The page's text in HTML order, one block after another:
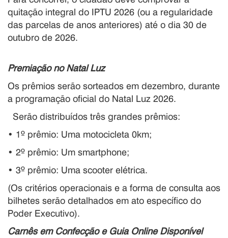
quitação integral do IPTU 2026 (ou a regularidade
das parcelas de anos anteriores) até o dia 30 de
outubro de 2026.
Premiação no Natal Luz
Os prêmios serão sorteados em dezembro, durante
a programação oficial do Natal Luz 2026.
Serão distribuídos três grandes prêmios:
• 1º prêmio: Uma motocicleta 0km;
• 2º prêmio: Um smartphone;
• 3º prêmio: Uma scooter elétrica.
(Os critérios operacionais e a forma de consulta aos
bilhetes serão detalhados em ato específico do
Poder Executivo).
Carnês em Confecção e Guia Online Disponível